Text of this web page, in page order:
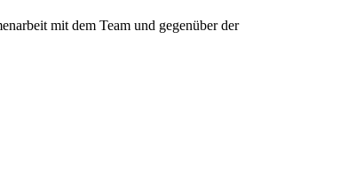
mit dem Team und gegenüber der